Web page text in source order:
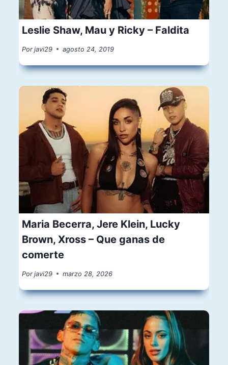
Leslie Shaw, Mau y Ricky – Faldita
Por javi29 agosto 24, 2019
Maria Becerra, Jere Klein, Lucky
Brown, Xross – Que ganas de
comerte
Por javi29 marzo 28, 2026